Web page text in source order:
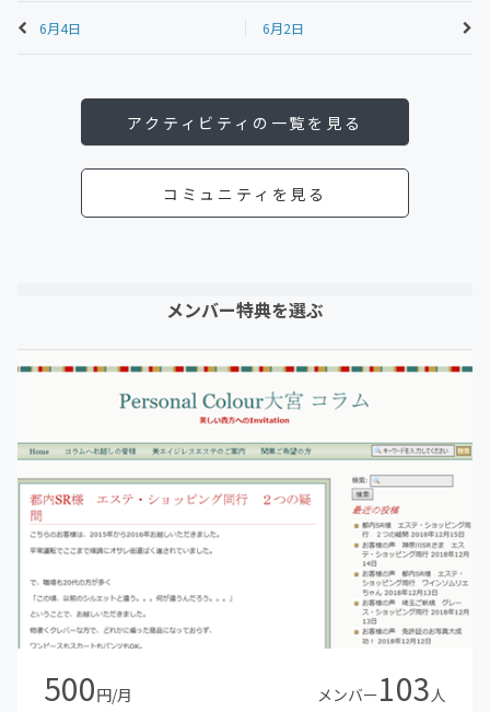
6月4日 6月2日
アクティビティの一覧を見る
コミュニティを見る
メンバー特典を選ぶ
500円/月 メンバー103人